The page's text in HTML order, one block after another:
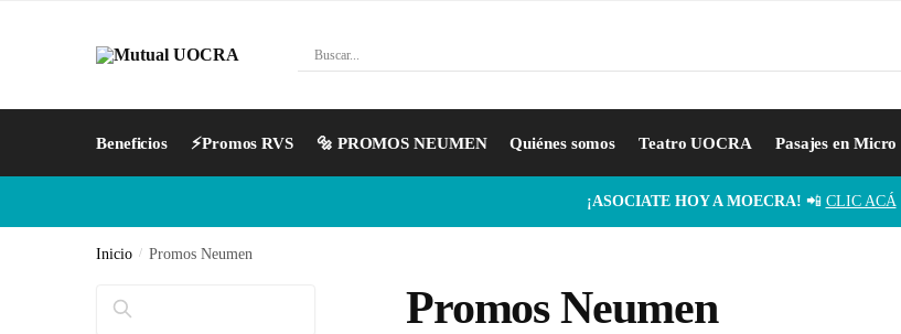
Beneficios ⚡Promos RVS 🔩 PROMOS NEUMEN Quiénes somos Teatro UOCRA Pasajes en Micro
¡ASOCIATE HOY A MOECRA! 📲 CLIC ACÁ
Inicio / Promos Neumen
Promos Neumen
Buscar